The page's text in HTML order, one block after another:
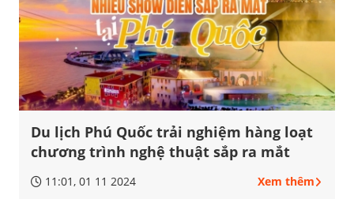
Du lịch Phú Quốc trải nghiệm hàng loạt
chương trình nghệ thuật sắp ra mắt
11:01, 01 11 2024 Xem thêm